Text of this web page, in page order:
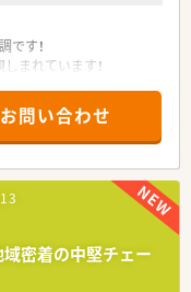
です！
まれています！
お問い合わせ
密着の中堅チェー